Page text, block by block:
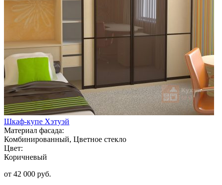
Шкаф-купе Хэтуэй
Материал фасада:
Комбинированный, Цветное стекло
Цвет:
Коричневый
от 42 000 руб.